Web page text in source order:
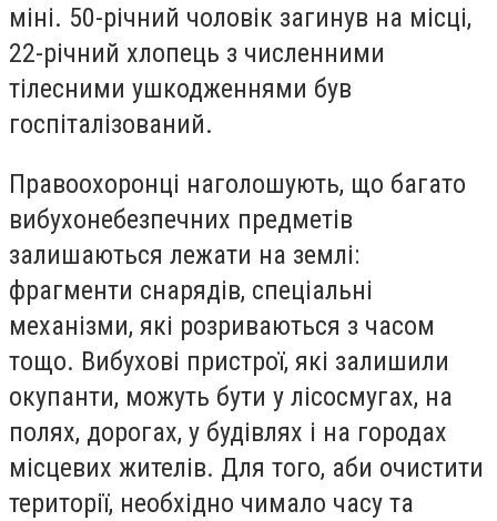
міні. 50-річний чоловік загинув на місці,
22-річний хлопець з численними
тілесними ушкодженнями був
госпіталізований.
Правоохоронці наголошують, що багато
вибухонебезпечних предметів
залишаються лежати на землі:
фрагменти снарядів, спеціальні
механізми, які розриваються з часом
тощо. Вибухові пристрої, які залишили
окупанти, можуть бути у лісосмугах, на
полях, дорогах, у будівлях і на городах
місцевих жителів. Для того, аби очистити
території, необхідно чимало часу та